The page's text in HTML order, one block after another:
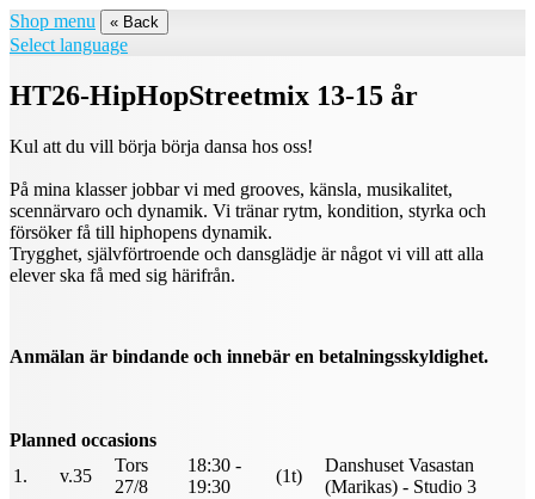
Shop menu « Back
Select language
HT26-HipHopStreetmix 13-15 år
Kul att du vill börja börja dansa hos oss!
På mina klasser jobbar vi med grooves, känsla, musikalitet,
scennärvaro och dynamik. Vi tränar rytm, kondition, styrka och
försöker få till hiphopens dynamik.
Trygghet, självförtroende och dansglädje är något vi vill att alla
elever ska få med sig härifrån.
Anmälan är bindande och innebär en betalningsskyldighet.
Planned occasions
1.
v.35
Tors
27/8
18:30 -
19:30
(1t)
Danshuset Vasastan
(Marikas) - Studio 3